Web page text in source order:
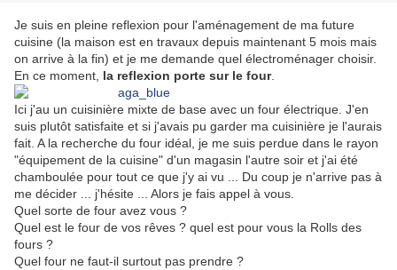
Je suis en pleine reflexion pour l'aménagement de ma future
cuisine (la maison est en travaux depuis maintenant 5 mois mais
on arrive à la fin) et je me demande quel électroménager choisir.
En ce moment, la reflexion porte sur le four.
Ici j'au un cuisinière mixte de base avec un four électrique. J'en
suis plutôt satisfaite et si j'avais pu garder ma cuisinière je l'aurais
fait. A la recherche du four idéal, je me suis perdue dans le rayon
"équipement de la cuisine" d'un magasin l'autre soir et j'ai été
chamboulée pour tout ce que j'y ai vu ... Du coup je n'arrive pas à
me décider ... j'hésite ... Alors je fais appel à vous.
Quel sorte de four avez vous ?
Quel est le four de vos rêves ? quel est pour vous la Rolls des
fours ?
Quel four ne faut-il surtout pas prendre ?